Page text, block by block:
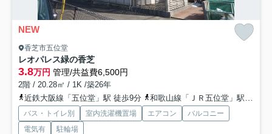
NEW
香芝市五位堂
レオパレス緑の香芝
3.8万円 管理/共益費6,500円
2階 / 20.28㎡ / 1K /築26年
近鉄大阪線「五位堂」駅 徒歩9分
和歌山線「ＪＲ五位堂」駅 徒歩13分
バス・トイレ別 室内洗濯機置場 エアコン
バルコニー
電気有
駐輪場